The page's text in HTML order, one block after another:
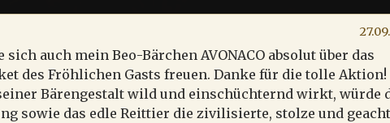
auch mein Beo-Bärchen AVONACO absolut über das
des Fröhlichen Gasts freuen. Danke für die tolle Aktion!
Bärengestalt wild und einschüchternd wirkt, würde
sowie das edle Reittier die zivilisierte, stolze und